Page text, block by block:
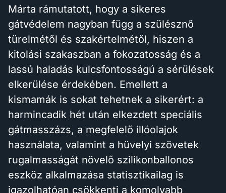
Márta rámutatott, hogy a sikeres
gátvédelem nagyban függ a szülésznő
türelmétől és szakértelmétől, hiszen a
kitolási szakaszban a fokozatosság és a
lassú haladás kulcsfontosságú a sérülések
elkerülése érdekében. Emellett a
kismamák is sokat tehetnek a sikerért: a
harmincadik hét után elkezdett speciális
gátmasszázs, a megfelelő illóolajok
használata, valamint a hüvelyi szövetek
rugalmasságát növelő szilikonballonos
eszköz alkalmazása statisztikailag is
igazolhatóan csökkenti a komolyabb